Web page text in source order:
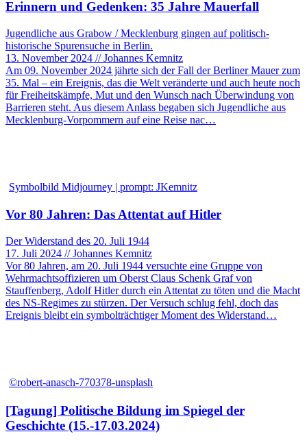
Erinnern und Gedenken: 35 Jahre Mauerfall
Jugendliche aus Grabow / Mecklenburg gingen auf politisch-
historische Spurensuche in Berlin.
13. November 2024 // Johannes Kemnitz
Am 09. November 2024 jährte sich der Fall der Berliner Mauer zum
35. Mal – ein Ereignis, das die Welt veränderte und auch heute noch
für Freiheitskämpfe, Mut und den Wunsch nach Überwindung von
Barrieren steht. Aus diesem Anlass begaben sich Jugendliche aus
Mecklenburg-Vorpommern auf eine Reise nac…
Symbolbild Midjourney | prompt: JKemnitz
Vor 80 Jahren: Das Attentat auf Hitler
Der Widerstand des 20. Juli 1944
17. Juli 2024 // Johannes Kemnitz
Vor 80 Jahren, am 20. Juli 1944 versuchte eine Gruppe von
Wehrmachtsoffizieren um Oberst Claus Schenk Graf von
Stauffenberg, Adolf Hitler durch ein Attentat zu töten und die Macht
des NS-Regimes zu stürzen. Der Versuch schlug fehl, doch das
Ereignis bleibt ein symbolträchtiger Moment des Widerstand…
©robert-anasch-770378-unsplash
[Tagung] Politische Bildung im Spiegel der
Geschichte (15.-17.03.2024)